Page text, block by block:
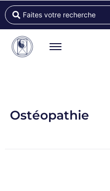
Ostéopathie